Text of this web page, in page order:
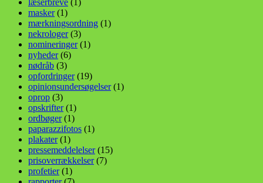
læserbreve (1)
masker(1)
mærkningsordning (1)
nekrologer(3)
nomineringer(1)
nyheder(6)
nødråb (3)
opfordringer(19)
opinionsundersøgelser(1)
oprop (3)
opskrifter(1)
ordbøger(1)
paparazzifotos (1)
plakater(1)
pressemeddelelser(15)
prisoverrækkelser(7)
profetier(1)